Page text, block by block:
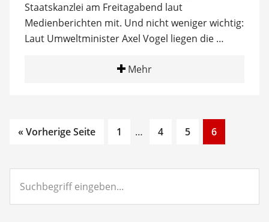
Staatskanzlei am Freitagabend laut
Medienberichten mit. Und nicht weniger wichtig:
Laut Umweltminister Axel Vogel liegen die …
Mehr
« Vorherige Seite
Go
1
Interim
…
Go
4
Go
5
Go
to
6
eingeben...